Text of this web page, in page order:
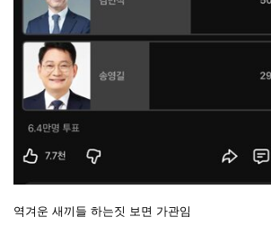
역겨운 새끼들 하는짓 보면 가관임